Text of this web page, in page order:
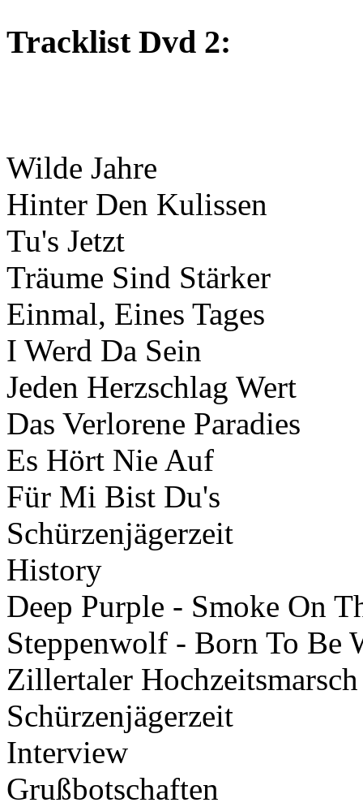
Tracklist Dvd 2:
Wilde Jahre
Hinter Den Kulissen
Tu's Jetzt
Träume Sind Stärker
Einmal, Eines Tages
I Werd Da Sein
Jeden Herzschlag Wert
Das Verlorene Paradies
Es Hört Nie Auf
Für Mi Bist Du's
Schürzenjägerzeit
History
Deep Purple - Smoke On
Steppenwolf - Born To Be
Zillertaler Hochzeitsmarsch
Schürzenjägerzeit
Interview
Grußbotschaften